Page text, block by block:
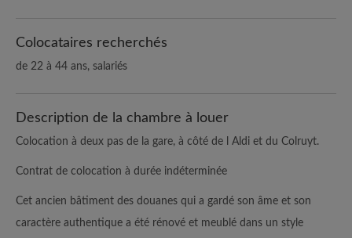
Colocataires recherchés
de 22 à 44 ans, salariés
Description de la chambre à louer
Colocation à deux pas de la gare, à côté de l Aldi et du Colruyt.
Contrat de colocation à durée indéterminée
Cet ancien bâtiment des douanes qui a gardé son âme et son
caractère authentique a été rénové et meublé dans un style